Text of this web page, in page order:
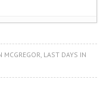
MCGREGOR, LAST DAYS IN